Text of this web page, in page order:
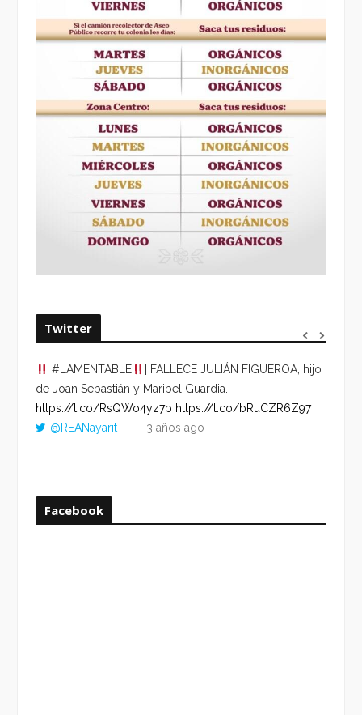
Twitter
#LAMENTABLE
| FALLECE JULIÁN FIGUEROA, hijo
de Joan Sebastián y Maribel Guardia.
https://t.co/RsQWo4yz7p https://t.co/bRuCZR6Z97
@REANayarit
3 años ago
Facebook